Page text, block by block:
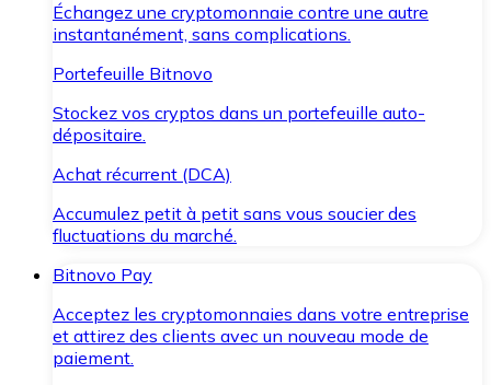
Échangez une cryptomonnaie contre une autre
instantanément, sans complications.
Portefeuille Bitnovo
Stockez vos cryptos dans un portefeuille auto-
dépositaire.
Achat récurrent (DCA)
Accumulez petit à petit sans vous soucier des
fluctuations du marché.
Bitnovo Pay
Acceptez les cryptomonnaies dans votre entreprise
et attirez des clients avec un nouveau mode de
paiement.